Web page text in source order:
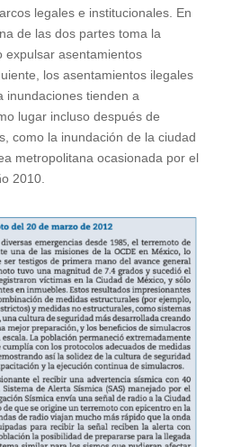
legales e institucionales. En
de las dos partes toma la
expulsar asentamientos
los asentamientos ilegales
inundaciones tienden a
lugar incluso después de
como la inundación de la ciudad
metropolitana ocasionada por el
2010.